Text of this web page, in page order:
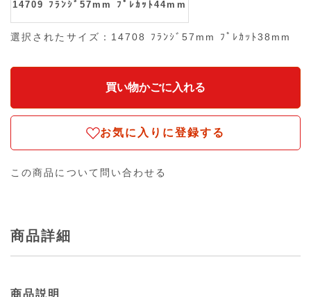
14709 ﾌﾗﾝｼﾞ57mm ﾌﾟﾚｶｯﾄ44mm
選択されたサイズ：14708 ﾌﾗﾝｼﾞ57mm ﾌﾟﾚｶｯﾄ38mm
お気に入りに登録する
この商品について問い合わせる
商品詳細
商品説明